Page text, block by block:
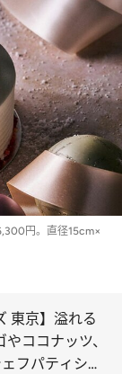
円。直径15cm×
東京】溢れる
ココナッツ、
フパティシエ